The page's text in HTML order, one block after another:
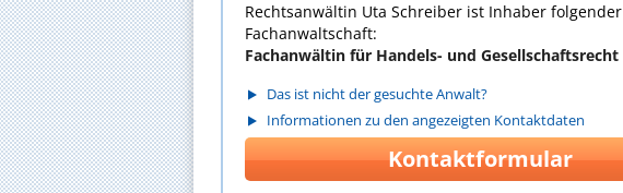
Rechtsanwältin Uta Schreiber ist Inhaber folgender
Fachanwaltschaft:
Fachanwältin für Handels- und Gesellschaftsrecht
Das ist nicht der gesuchte Anwalt?
Informationen zu den angezeigten Kontaktdaten
Kontaktformular